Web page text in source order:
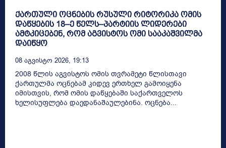
ქართული ოცნების რუსული რიტორიკა ომის
დაწყების 18–ე წელს–პარტიის ლიდერები
ამტკიცებენ, რომ აგვისტოს ომი სააკაშვილმა
დაიწყო
08 Აგვისტო 2026, 19:13
2008 წლის აგვისტოს ომის თვრამეტი წლისთავი
ქართულმა ოცნებამ კიდევ ერთხელ გამოიყენა
იმისთვის, რომ ომის დაწყებაში საქართველოს
ხელისუფლება დაედანაშაულებინა. ოცნება...